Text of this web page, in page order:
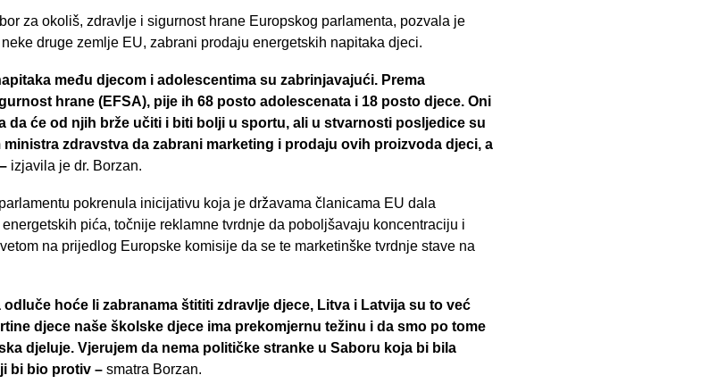
za okoliš, zdravlje i sigurnost hrane Europskog parlamenta, pozvala je
druge zemlje EU, zabrani prodaju energetskih napitaka djeci.
među djecom i adolescentima su zabrinjavajući. Prema
hrane (EFSA), pije ih 68 posto adolescenata i 18 posto djece. Oni
da će od njih brže učiti i biti bolji u sportu, ali u stvarnosti posljedice su
zdravstva da zabrani marketing i prodaju ovih proizvoda djeci, a
izjavila je dr. Borzan.
pokrenula inicijativu koja je državama članicama EU dala
pića, točnije reklamne tvrdnje da poboljšavaju koncentraciju i
na prijedlog Europske komisije da se te marketinške tvrdnje stave na
hoće li zabranama štititi zdravlje djece, Litva i Latvija su to već
djece naše školske djece ima prekomjernu težinu i da smo po tome
djeluje. Vjerujem da nema političke stranke u Saboru koja bi bila
bi bio protiv – smatra Borzan.